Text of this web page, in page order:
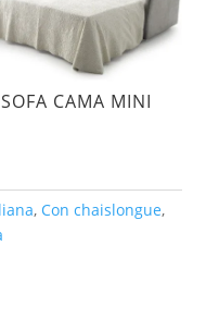
SOFA CAMA MINI
, Con chaislongue,